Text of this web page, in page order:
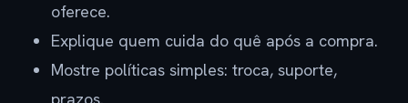
oferece.
Explique quem cuida do quê após a compra.
Mostre políticas simples: troca, suporte,